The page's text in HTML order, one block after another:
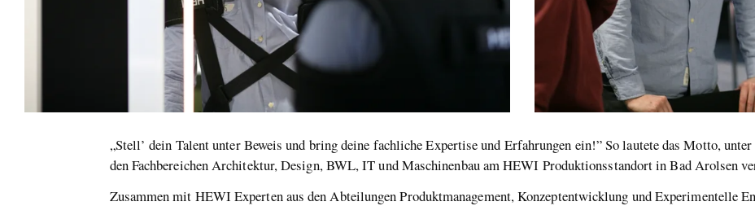
„Stell’ dein Talent unter Beweis und bring deine fachliche Expertise und Erfahrungen ein!” So lautete das Motto, unter
den Fachbereichen Architektur, Design, BWL, IT und Maschinenbau am HEWI Produktionsstandort in Bad Arolsen
Zusammen mit HEWI Experten aus den Abteilungen Produktmanagement, Konzeptentwicklung und Experimentelle